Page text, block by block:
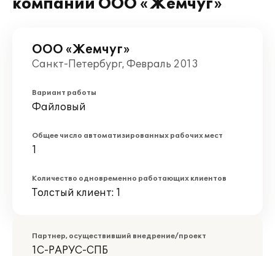
компании ООО «Жемчуг»
ООО «Жемчуг»
Санкт-Петербург, Февраль 2013
Вариант работы
Файловый
Общее число автоматизированных рабочих мест
1
Количество одновременно работающих клиентов
Толстый клиент: 1
Партнер, осуществивший внедрение/проект
1С-РАРУС-СПБ